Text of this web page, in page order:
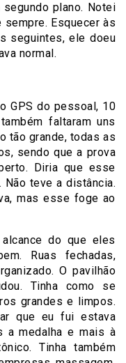
plano. Notei
Esquecer às
seguintes, ele doeu
normal.
GPS do pessoal, 10
faltaram uns
tão grande, todas as
sendo que a prova
Diria que esse
teve a distância.
mas esse foge ao
do que eles
Ruas fechadas,
O pavilhão
Tinha como se
grandes e limpos.
que eu fui estava
a medalha e mais à
Tinha também